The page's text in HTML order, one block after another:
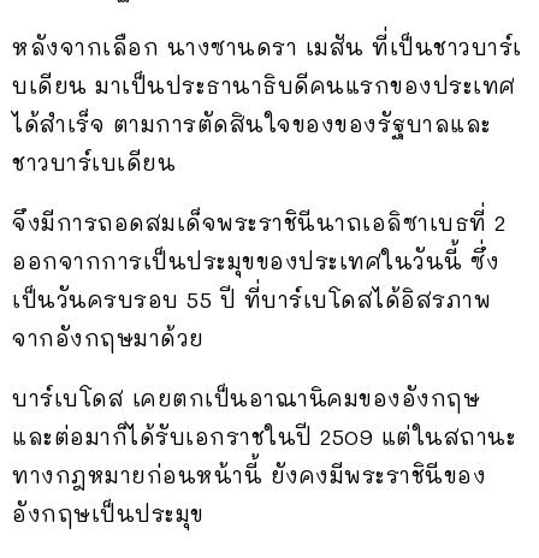
หลังจากเลือก นางซานดรา เมสัน ที่เป็นชาวบาร์เ
บเดียน มาเป็นประธานาธิบดีคนแรกของประเทศ
ได้สำเร็จ ตามการตัดสินใจของของรัฐบาลและ
ชาวบาร์เบเดียน
จึงมีการถอดสมเด็จพระราชินีนาถเอลิซาเบธที่ 2
ออกจากการเป็นประมุขของประเทศในวันนี้ ซึ่ง
เป็นวันครบรอบ 55 ปี ที่บาร์เบโดสได้อิสรภาพ
จากอังกฤษมาด้วย
บาร์เบโดส เคยตกเป็นอาณานิคมของอังกฤษ
และต่อมาก็ได้รับเอกราชในปี 2509 แต่ในสถานะ
ทางกฎหมายก่อนหน้านี้ ยังคงมีพระราชินีของ
อังกฤษเป็นประมุข